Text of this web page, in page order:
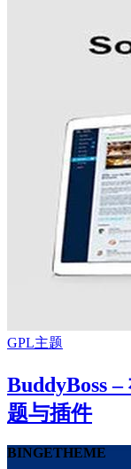
GPL主题
BuddyBoss
题与插件
BINGETHEME